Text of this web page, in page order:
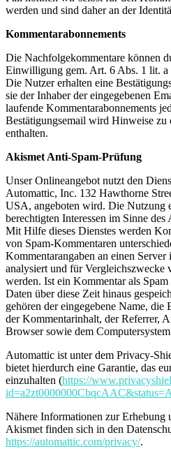
werden und sind daher an der
Kommentarabonnements
Die Nachfolgekommentare können
Einwilligung gem. Art. 6 Abs. 1 lit.
Die Nutzer erhalten eine
sie der Inhaber der eingegebenen
laufende Kommentarabonnements
Bestätigungsemail wird Hinweise zu
enthalten.
Akismet Anti-Spam-Prüfung
Unser Onlineangebot nutzt den
Automattic, Inc. 132 Hawthorne
USA, angeboten wird. Die Nutzung
berechtigten Interessen im Sinne
Mit Hilfe dieses Dienstes werden
von Spam-Kommentaren
Kommentarangaben an einen
analysiert und für Vergleichszwecke
werden. Ist ein Kommentar als
Daten über diese Zeit hinaus
gehören der eingegebene Name, die
der Kommentarinhalt, der Referrer,
Browser sowie dem
Automattic ist unter dem Privacy-
bietet hierdurch eine Garantie, das
einzuhalten (https://
Nähere Informationen zur Erhebung
Akismet finden sich in den
https://automattic.com/privacy/.